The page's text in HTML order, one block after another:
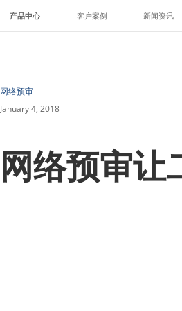
产品中心 客户案例 新闻资讯
网络预审
January 4, 2018
网络预审让